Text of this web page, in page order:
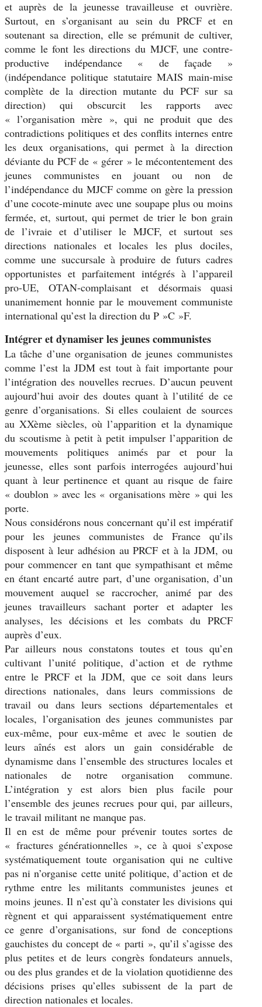
et auprès de la jeunesse travailleuse et ouvrière.
Surtout, en s’organisant au sein du PRCF et en
soutenant sa direction, elle se prémunit de cultiver,
comme le font les directions du MJCF, une contre-
productive indépendance « de façade »
(indépendance politique statutaire MAIS main-mise
complète de la direction mutante du PCF sur sa
direction) qui obscurcit les rapports avec
« l’organisation mère », qui ne produit que des
contradictions politiques et des conflits internes entre
les deux organisations, qui permet à la direction
déviante du PCF de « gérer » le mécontentement des
jeunes communistes en jouant ou non de
l’indépendance du MJCF comme on gère la pression
d’une cocote-minute avec une soupape plus ou moins
fermée, et, surtout, qui permet de trier le bon grain
de l’ivraie et d’utiliser le MJCF, et surtout ses
directions nationales et locales les plus dociles,
comme une succursale à produire de futurs cadres
opportunistes et parfaitement intégrés à l’appareil
pro-UE, OTAN-complaisant et désormais quasi
unanimement honnie par le mouvement communiste
international qu’est la direction du P »C »F.
Intégrer et dynamiser les jeunes communistes
La tâche d’une organisation de jeunes communistes
comme l’est la JDM est tout à fait importante pour
l’intégration des nouvelles recrues. D’aucun peuvent
aujourd’hui avoir des doutes quant à l’utilité de ce
genre d’organisations. Si elles coulaient de sources
au XXème siècles, où l’apparition et la dynamique
du scoutisme à petit à petit impulser l’apparition de
mouvements politiques animés par et pour la
jeunesse, elles sont parfois interrogées aujourd’hui
quant à leur pertinence et quant au risque de faire
« doublon » avec les « organisations mère » qui les
porte.
Nous considérons nous concernant qu’il est impératif
pour les jeunes communistes de France qu’ils
disposent à leur adhésion au PRCF et à la JDM, ou
pour commencer en tant que sympathisant et même
en étant encarté autre part, d’une organisation, d’un
mouvement auquel se raccrocher, animé par des
jeunes travailleurs sachant porter et adapter les
analyses, les décisions et les combats du PRCF
auprès d’eux.
Par ailleurs nous constatons toutes et tous qu’en
cultivant l’unité politique, d’action et de rythme
entre le PRCF et la JDM, que ce soit dans leurs
directions nationales, dans leurs commissions de
travail ou dans leurs sections départementales et
locales, l’organisation des jeunes communistes par
eux-même, pour eux-même et avec le soutien de
leurs aînés est alors un gain considérable de
dynamisme dans l’ensemble des structures locales et
nationales de notre organisation commune.
L’intégration y est alors bien plus facile pour
l’ensemble des jeunes recrues pour qui, par ailleurs,
le travail militant ne manque pas.
Il en est de même pour prévenir toutes sortes de
« fractures générationnelles », ce à quoi s’expose
systématiquement toute organisation qui ne cultive
pas ni n’organise cette unité politique, d’action et de
rythme entre les militants communistes jeunes et
moins jeunes. Il n’est qu’à constater les divisions qui
règnent et qui apparaissent systématiquement entre
ce genre d’organisations, sur fond de conceptions
gauchistes du concept de « parti », qu’il s’agisse des
plus petites et de leurs congrès fondateurs annuels,
ou des plus grandes et de la violation quotidienne des
décisions prises qu’elles subissent de la part de
direction nationales et locales.